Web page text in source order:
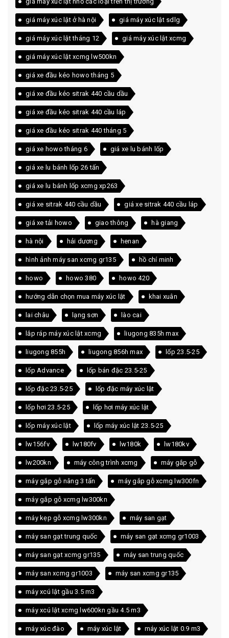
giá máy xúc lật ở hà nội giá máy xúc lật sdlg
giá máy xúc lật tháng 12 giá máy xúc lật xcmg
giá máy xúc lật xcmg lw500kn
giá xe đầu kéo howo tháng 5
giá xe đầu kéo sitrak 440 cầu dầu
giá xe đầu kéo sitrak 440 cầu láp
giá xe đầu kéo sitrak 440 tháng 5
giá xe howo tháng 6 giá xe lu bánh lốp
giá xe lu bánh lốp 26 tấn
giá xe lu bánh lốp xcmg xp263
giá xe sitrak 440 cầu dầu giá xe sitrak 440 cầu láp
giá xe tải howo giao thông hà giang
hà nội hải dương henan
hình ảnh máy san xcmg gr135 hồ chí minh
howo howo 380 howo 420
hướng dẫn chọn mua máy xúc lật khai xuân
lai châu lạng sơn lào cai
lắp ráp máy xúc lật xcmg liugong 835h max
liugong 855h liugong 856h max lốp 23.5-25
lốp Advance lốp bán đặc 23.5-25
lốp đặc 23.5-25 lốp đặc máy xúc lật
lốp hơi 23.5-25 lốp hơi máy xúc lật
lốp máy xúc lật lốp máy xúc lật 23.5-25
lw156fv lw180fv lw180k lw180kv
lw200kn máy công trình xcmg máy gắp gỗ
máy gắp gỗ nâng 3 tấn máy gắp gỗ xcmg lw300fn
máy gắp gỗ xcmg lw300kn
máy kẹp gỗ xcmg lw300kn máy san gạt
máy san gạt trung quốc máy san gạt xcmg gr1003
máy san gạt xcmg gr135 máy san trung quốc
máy san xcmg gr1003 máy san xcmg gr135
máy xcú lật gầu 3.5 m3
máy xcú lật xcmg lw600kn gầu 4.5 m3
máy xúc đào máy xúc lật máy xúc lật 0.9 m3